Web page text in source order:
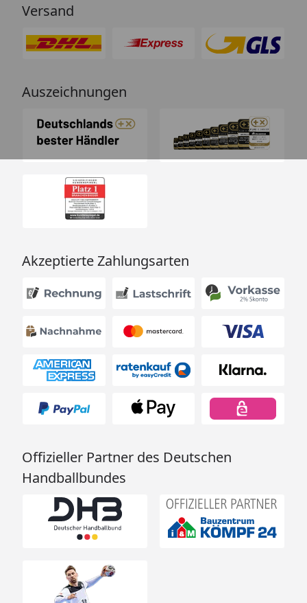
Versand
Auszeichnungen
Akzeptierte Zahlungsarten
Offizieller Partner des Deutschen
Handballbundes